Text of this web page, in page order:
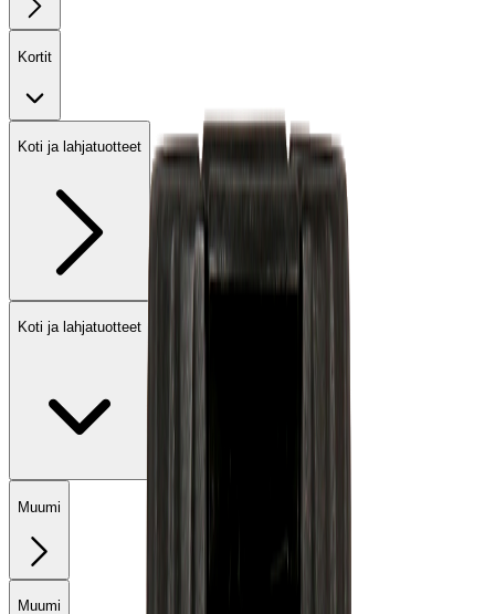
Kortit
Koti ja lahjatuotteet
Koti ja lahjatuotteet
Muumi
Muumi